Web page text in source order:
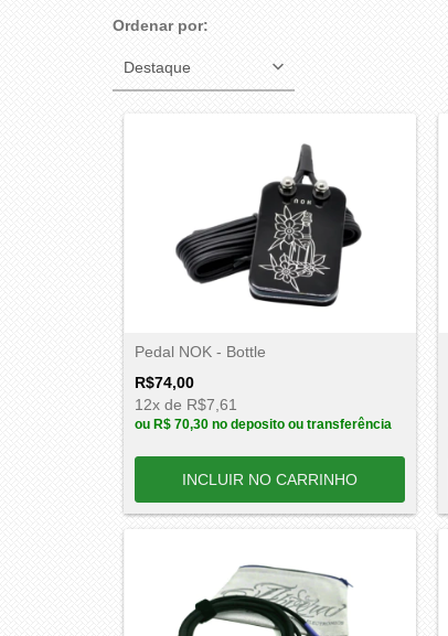
Ordenar por:
Pedal NOK - Bottle
R$74,00
12x de R$7,61
ou R$ 70,30 no deposito ou transferência